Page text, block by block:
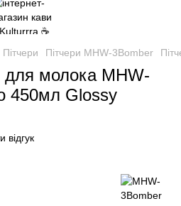
Пітчери Пітчери MHW-3Bomber
для молока MHW-
450мл Glossy
відгук